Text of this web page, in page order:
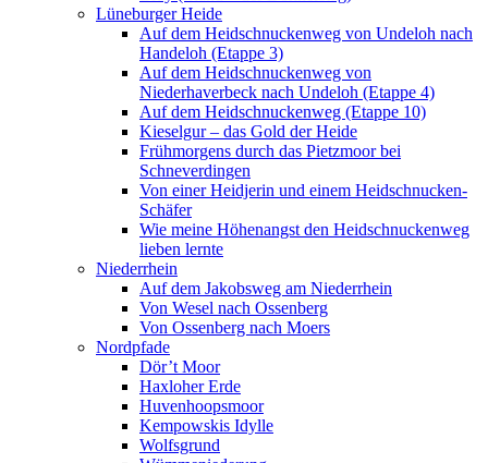
Lüneburger Heide
Auf dem Heidschnuckenweg von Undeloh nach
Handeloh (Etappe 3)
Auf dem Heidschnuckenweg von
Niederhaverbeck nach Undeloh (Etappe 4)
Auf dem Heidschnuckenweg (Etappe 10)
Kieselgur – das Gold der Heide
Frühmorgens durch das Pietzmoor bei
Schneverdingen
Von einer Heidjerin und einem Heidschnucken-
Schäfer
Wie meine Höhenangst den Heidschnuckenweg
lieben lernte
Niederrhein
Auf dem Jakobsweg am Niederrhein
Von Wesel nach Ossenberg
Von Ossenberg nach Moers
Nordpfade
Dör’t Moor
Haxloher Erde
Huvenhoopsmoor
Kempowskis Idylle
Wolfsgrund